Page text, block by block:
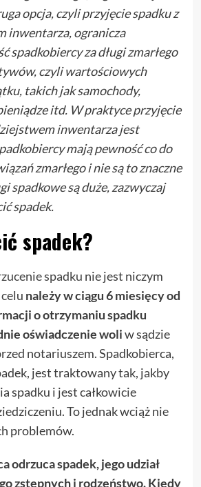
opcja, czyli przyjęcie spadku z
inwentarza, ogranicza
spadkobiercy za długi zmarłego
czyli wartościowych
takich jak samochody,
itd. W praktyce przyjęcie
inwentarza jest
mają pewność co do
zmarłego i nie są to znaczne
spadkowe są duże, zazwyczaj
spadek.
spadek?
spadku nie jest niczym
należy w ciągu 6 miesięcy od
o otrzymaniu spadku
oświadczenie woliw sądzie
notariuszem. Spadkobierca,
jest traktowany tak, jakby
spadku i jest całkowicie
To jednak wciąż nie
problemów.
odrzuca spadek, jego udział
zstępnych i rodzeństwo. Kiedy